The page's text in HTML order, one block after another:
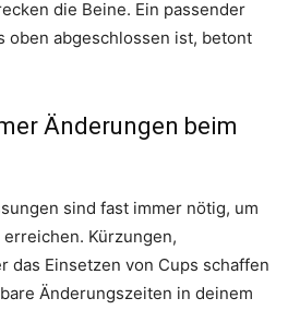
die Beine. Ein passender
oben abgeschlossen ist, betont
Änderungen beim
sind fast immer nötig, um
Kürzungen,
das Einsetzen von Cups schaffen
Änderungszeiten in deinem